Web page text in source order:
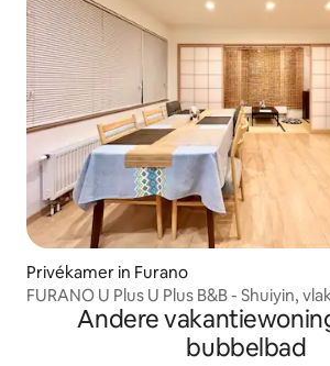
Privékamer in Furano
FURANO U Plus U Plus B&B - Shuiyin,
kamer met woonkamer, gemakkelijk
Andere
bubbelbad